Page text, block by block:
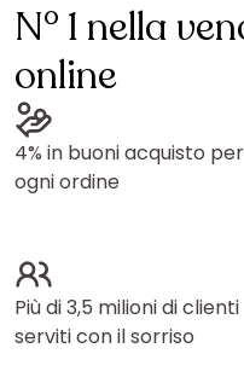
N° 1 nella
online
4% in buoni acquisto per
ogni ordine
Più di 3,5 milioni di clienti
serviti con il sorriso